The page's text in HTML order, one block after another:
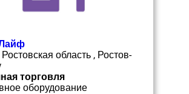
область , Ростов-
торговля
оборудование